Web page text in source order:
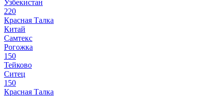
Узбекистан
220
Красная Талка
Китай
Самтекс
Рогожка
150
Тейково
Ситец
150
Красная Талка